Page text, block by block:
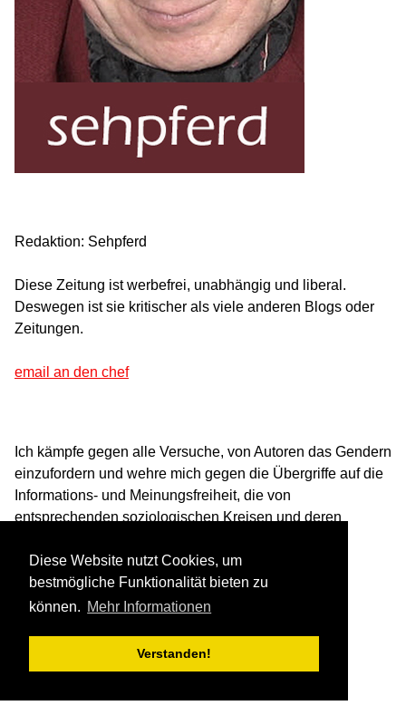
Diese Website nutzt Cookies, um
bestmögliche Funktionalität bieten zu
können. Mehr Informationen
Verstanden!
Redaktion: Sehpferd
Diese Zeitung ist werbefrei, unabhängig und liberal.
Deswegen ist sie kritischer als viele anderen Blogs oder
Zeitungen.
email an den chef
Ich kämpfe gegen alle Versuche, von Autoren das Gendern
einzufordern und wehre mich gegen die Übergriffe auf die
Informations- und Meinungsfreiheit, die von
entsprechenden soziologischen Kreisen und deren